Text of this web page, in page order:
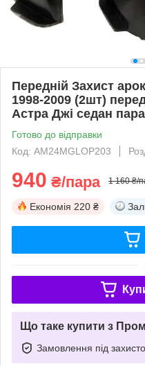
Передній Захист
1998-2009 (2шт)
Астра Джі седан
Готово до відправки
Код: AM24MGLOP203
940 ₴/пара 1 160 ₴/
Економія 220 ₴
Що таке купити з
Замовлення під